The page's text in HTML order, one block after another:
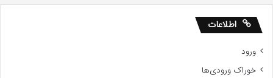
اطلاعات
ورود
خوراک ورودی‌ها